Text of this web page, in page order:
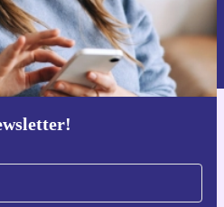
się
osobowych znajdują się w
aplikację refurbed
i Android